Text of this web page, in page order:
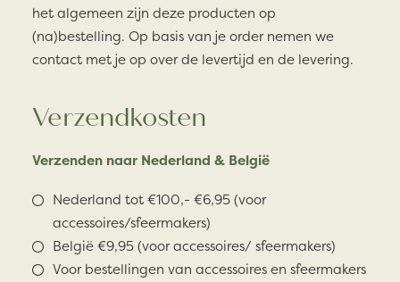
het algemeen zijn deze producten op
(na)bestelling. Op basis van je order nemen we
contact met je op over de levertijd en de levering.
Verzendkosten
Verzenden naar Nederland & België
Nederland tot €100,- €6,95 (voor
accessoires/sfeermakers)
België €9,95 (voor accessoires/ sfeermakers)
Voor bestellingen van accessoires en sfeermakers